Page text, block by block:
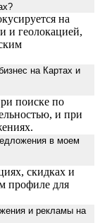
на
и геолокацией,
на Картах и
поиске по
и при
в моем
скидках и
профиле для
и рекламы на